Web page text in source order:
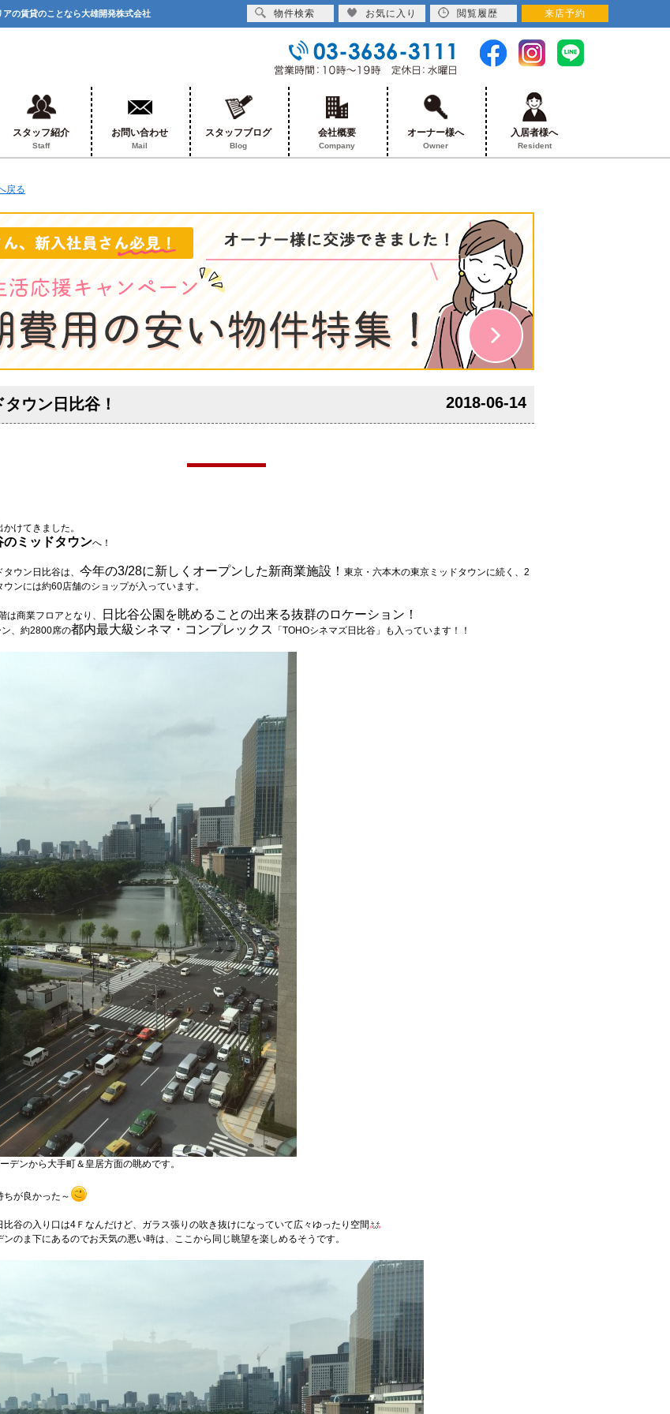
の賃貸のことなら大雄開発株式会社
スタッフ紹介
Staff
お問い合わせ
Mail
スタッフブログ
Blog
会社概要
Company
オーナー様へ
Owner
入居者様へ
Resident
戻る
ウン日比谷！ 2018-06-14
けてきました。
のミッドタウンへ！
ウン日比谷は、 今年の3/28に新しくオープンした新商業施設！ 東京・六本木の東京ミッドタウンに続く、2
ンには約60店舗のショップが入っています。
は商業フロアとなり、 日比谷公園を眺めることの出来る抜群のロケーション！
、約2800席の都内最大級シネマ・コンプレックス 「TOHOシネマズ日比谷」も入っています！！
デンから大手町＆皇居方面の眺めです。
ちが良かった～
比谷の入り口は4Ｆなんだけど、ガラス張りの吹き抜けになっていて広々ゆったり空間
のま下にあるのでお天気の悪い時は、ここから同じ眺望を楽しめるそうです。
物件検索 お気に入り 閲覧履歴 来店予約